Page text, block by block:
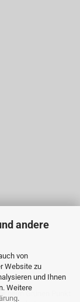
andere
von
Website zu
und Ihnen
Weitere
.
beim Grünen Punkt